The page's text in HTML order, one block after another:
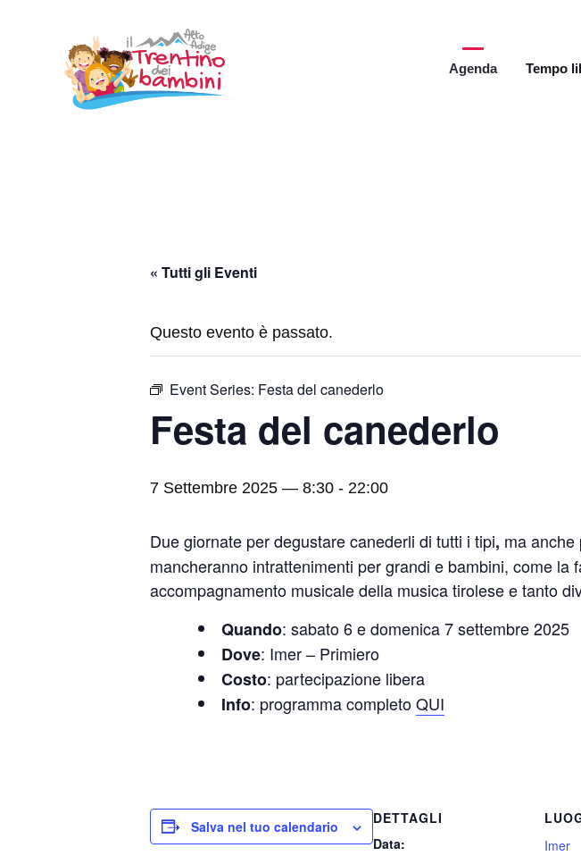
contenuto
Agenda Tempo
« Tutti gli Eventi
Questo evento è passato.
Event Series: Festa del canederlo
Festa del canederlo
7 Settembre 2025 — 8:30 - 22:00
Due giornate per degustare canederli di tutti i tipi, ma
mancheranno intrattenimenti per grandi e bambini, come
accompagnamento musicale della musica tirolese e tanto
Quando: sabato 6 e domenica 7 settembre 2025
Dove: Imer – Primiero
Costo: partecipazione libera
Info: programma completoQUI
Salva nel tuo calendario
DETTAGLI
Data:
Imer